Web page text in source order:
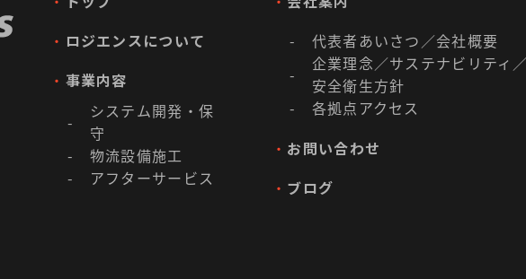
・ ロジエンスについて
・ 事業内容
-
システム開発・保
守
- 物流設備施工
- アフターサービス
- 代表者あいさつ／会社概要
-
企業理念／サステナビリティ／
安全衛生方針
- 各拠点アクセス
・ お問い合わせ
・ ブログ